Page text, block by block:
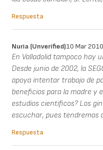
Respuesta
Nuria (unverified)10 Mar 2010
En Valladolid tampoco hay
Desde junio de 2002, la
apoya intentar trabajo de
beneficios para la madre y
estudios cientificos? Los
escuchar, pues tendremos
Respuesta